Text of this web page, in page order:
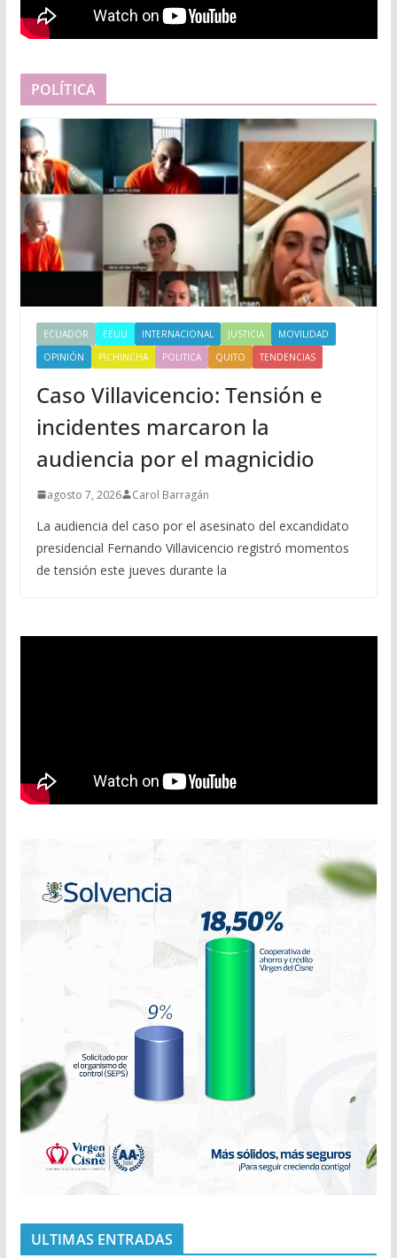
POLÍTICA
ECUADOR EEUU INTERNACIONAL JUSTICIA
MOVILIDAD
OPINIÓN
PICHINCHA POLITICA QUITO TENDENCIAS
Caso Villavicencio: Tensión e
incidentes marcaron la
audiencia por el magnicidio
agosto 7, 2026 Carol Barragán
La audiencia del caso por el asesinato del excandidato
presidencial Fernando Villavicencio registró momentos
de tensión este jueves durante la
ULTIMAS ENTRADAS